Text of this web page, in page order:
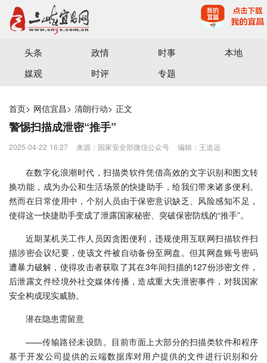
宜昌三峡融媒体中心主办
头条 政情 时事
本地
媒观
时评 专题
首页> 网信宜昌> 清朗行动> 正文
警惕扫描成泄密“推手”
2025-04-22 16:27 来源：国家安全部微信公众号 编辑：王道远
在数字化浪潮时代，扫描类软件凭借高效的文字识别和图文转
换功能，成为办公和生活场景的快捷助手，给我们带来诸多便利。
然而在日常使用中，个别人员由于保密意识缺乏、风险感知不足，
使得这一快捷助手变成了泄露国家秘密、突破保密防线的“推手”。
近期某机关工作人员因贪图便利，违规使用互联网扫描软件扫
描涉密会议纪要，使该文件被自动备份至网盘。但其网盘账号密码
遭暴力破解，使得攻击者获取了其在3年间扫描的127份涉密文件，
后泄露文件经境外社交媒体传播，造成重大失泄密事件，对我国家
安全构成现实威胁。
潜在隐患需留意
——传输路径未设防。目前市面上大部分的扫描类软件和程序
基于开发公司提供的云端数据库对用户提供的文件进行识别和分